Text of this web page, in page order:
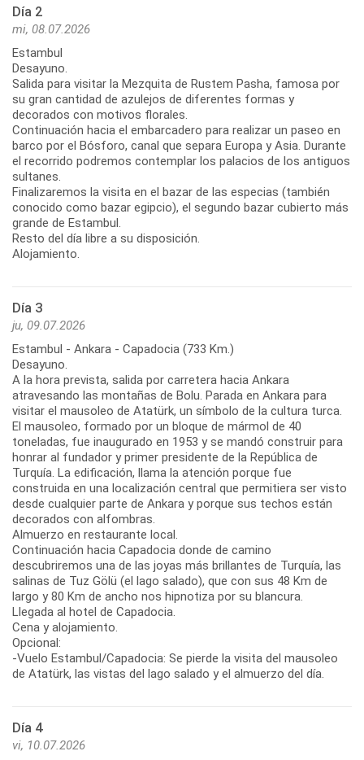
Día 2
mi, 08.07.2026
Estambul
Desayuno.
Salida para visitar la Mezquita de Rustem Pasha, famosa por
su gran cantidad de azulejos de diferentes formas y
decorados con motivos florales.
Continuación hacia el embarcadero para realizar un paseo en
barco por el Bósforo, canal que separa Europa y Asia. Durante
el recorrido podremos contemplar los palacios de los antiguos
sultanes.
Finalizaremos la visita en el bazar de las especias (también
conocido como bazar egipcio), el segundo bazar cubierto más
grande de Estambul.
Resto del día libre a su disposición.
Alojamiento.
Día 3
ju, 09.07.2026
Estambul - Ankara - Capadocia (733 Km.)
Desayuno.
A la hora prevista, salida por carretera hacia Ankara
atravesando las montañas de Bolu. Parada en Ankara para
visitar el mausoleo de Atatürk, un símbolo de la cultura turca.
El mausoleo, formado por un bloque de mármol de 40
toneladas, fue inaugurado en 1953 y se mandó construir para
honrar al fundador y primer presidente de la República de
Turquía. La edificación, llama la atención porque fue
construida en una localización central que permitiera ser visto
desde cualquier parte de Ankara y porque sus techos están
decorados con alfombras.
Almuerzo en restaurante local.
Continuación hacia Capadocia donde de camino
descubriremos una de las joyas más brillantes de Turquía, las
salinas de Tuz Gölü (el lago salado), que con sus 48 Km de
largo y 80 Km de ancho nos hipnotiza por su blancura.
Llegada al hotel de Capadocia.
Cena y alojamiento.
Opcional:
-Vuelo Estambul/Capadocia: Se pierde la visita del mausoleo
de Atatürk, las vistas del lago salado y el almuerzo del día.
Día 4
vi, 10.07.2026